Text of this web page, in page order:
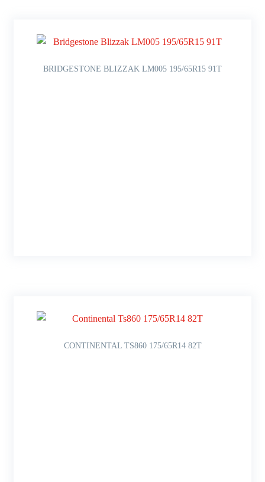
BRIDGESTONE BLIZZAK LM005 195/65R15 91T
CONTINENTAL TS860 175/65R14 82T